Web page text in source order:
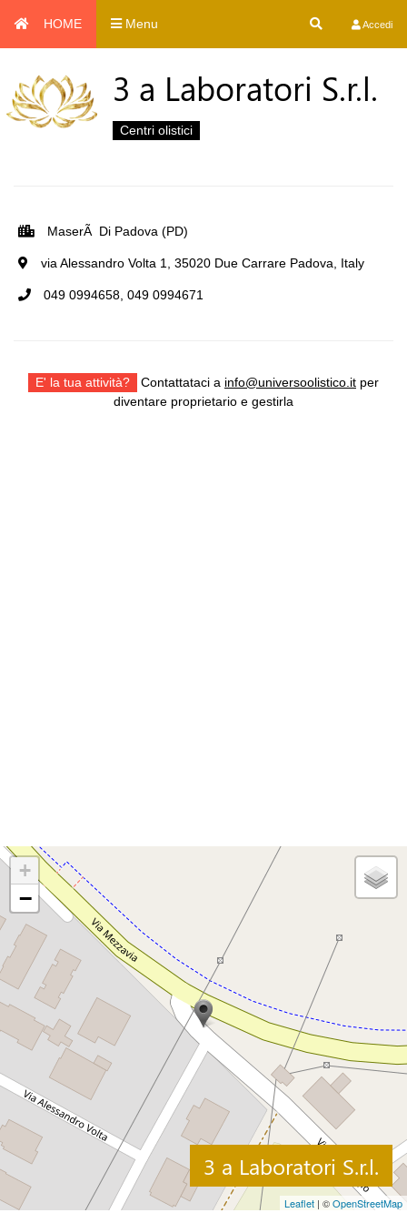
HOME Menu Accedi
3 a Laboratori S.r.l.
Centri olistici
MaserÃ Di Padova (PD)
via Alessandro Volta 1, 35020 Due Carrare Padova, Italy
049 0994658, 049 0994671
E' la tua attività? Contattataci a info@universoolistico.it per
diventare proprietario e gestirla
+
−
Leaflet | ©OpenStreetMap
3 a Laboratori S.r.l.